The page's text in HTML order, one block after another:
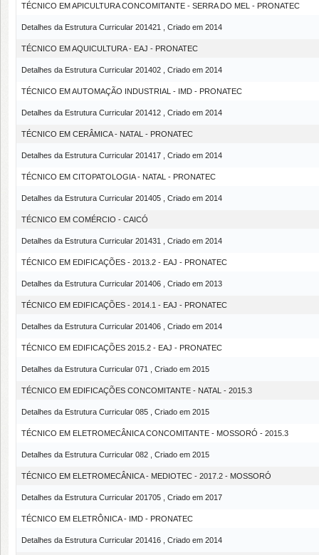
TÉCNICO EM APICULTURA CONCOMITANTE - SERRA DO MEL - PRONATEC
Detalhes da Estrutura Curricular 201421 , Criado em 2014
TÉCNICO EM AQUICULTURA - EAJ - PRONATEC
Detalhes da Estrutura Curricular 201402 , Criado em 2014
TÉCNICO EM AUTOMAÇÃO INDUSTRIAL - IMD - PRONATEC
Detalhes da Estrutura Curricular 201412 , Criado em 2014
TÉCNICO EM CERÂMICA - NATAL - PRONATEC
Detalhes da Estrutura Curricular 201417 , Criado em 2014
TÉCNICO EM CITOPATOLOGIA - NATAL - PRONATEC
Detalhes da Estrutura Curricular 201405 , Criado em 2014
TÉCNICO EM COMÉRCIO - CAICÓ
Detalhes da Estrutura Curricular 201431 , Criado em 2014
TÉCNICO EM EDIFICAÇÕES - 2013.2 - EAJ - PRONATEC
Detalhes da Estrutura Curricular 201406 , Criado em 2013
TÉCNICO EM EDIFICAÇÕES - 2014.1 - EAJ - PRONATEC
Detalhes da Estrutura Curricular 201406 , Criado em 2014
TÉCNICO EM EDIFICAÇÕES 2015.2 - EAJ - PRONATEC
Detalhes da Estrutura Curricular 071 , Criado em 2015
TÉCNICO EM EDIFICAÇÕES CONCOMITANTE - NATAL - 2015.3
Detalhes da Estrutura Curricular 085 , Criado em 2015
TÉCNICO EM ELETROMECÂNICA CONCOMITANTE - MOSSORÓ - 2015.3
Detalhes da Estrutura Curricular 082 , Criado em 2015
TÉCNICO EM ELETROMECÂNICA - MEDIOTEC - 2017.2 - MOSSORÓ
Detalhes da Estrutura Curricular 201705 , Criado em 2017
TÉCNICO EM ELETRÔNICA - IMD - PRONATEC
Detalhes da Estrutura Curricular 201416 , Criado em 2014